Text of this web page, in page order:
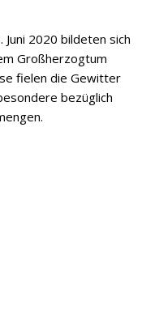
2020 bildeten sich
Großherzogtum
fielen die Gewitter
bezüglich